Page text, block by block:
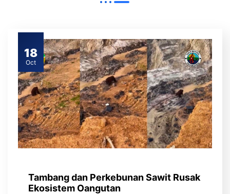
18
Oct
Tambang dan Perkebunan Sawit Rusak
Ekosistem Oangutan